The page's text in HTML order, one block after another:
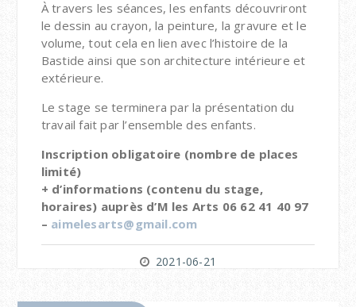
À travers les séances, les enfants découvriront
le dessin au crayon, la peinture, la gravure et le
volume, tout cela en lien avec l’histoire de la
Bastide ainsi que son architecture intérieure et
extérieure.
Le stage se terminera par la présentation du
travail fait par l’ensemble des enfants.
Inscription obligatoire (nombre de places
limité)
+ d’informations (contenu du stage,
horaires) auprès d’M les Arts 06 62 41 40 97
– aimelesarts@gmail.com
2021-06-21
Navigation